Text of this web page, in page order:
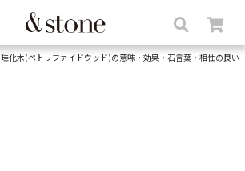
珪化木(ペトリファイドウッド)の意味・効果・石言葉・相性の良い